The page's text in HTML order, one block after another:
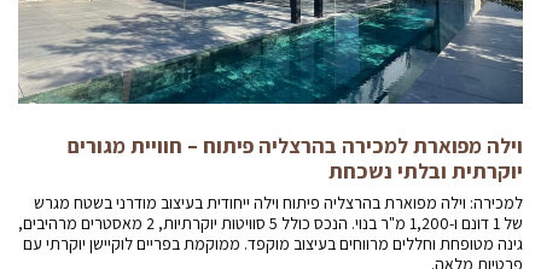
וילה מפוארת למכירה בהרצליה פיתוח – חוויית מגורים
יוקרתית ובלתי נשכחת
למכירה: וילה מפוארת בהרצליה פיתוח וילה ייחודית בעיצוב מודרני בשטח מגרש
של 1 דונם ו-1,200 מ"ר בנוי. הנכס כולל 5 סוויטות יוקרתיות, 2 מאסטרים מרהיבים,
גינה מטופחת וחללים מרווחים בעיצוב מוקפד. ממוקמת בפריים לוקיישן יוקרתי עם
פרטיות מלאה.